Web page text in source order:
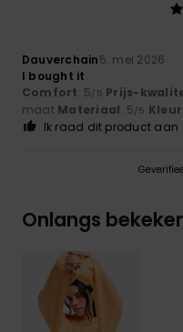
Dauverchain5. mei 2026
I bought it
Comfort: 5/5 Prijs-
maat Materiaal: 5/5 Kleur
Ik raad dit product aan
Onlangs